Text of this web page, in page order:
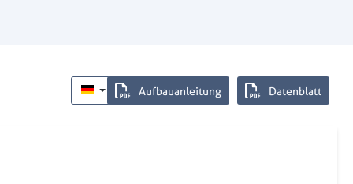
Aufbauanleitung Datenblatt